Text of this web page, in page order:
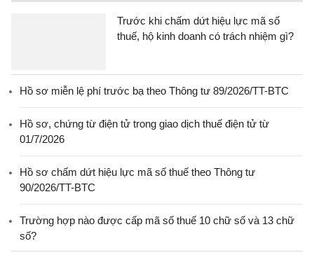
Trước khi chấm dứt hiệu lực mã số
thuế, hộ kinh doanh có trách nhiệm gì?
Hồ sơ miễn lệ phí trước bạ theo Thông tư 89/2026/TT-BTC
Hồ sơ, chứng từ điện tử trong giao dịch thuế điện tử từ
01/7/2026
Hồ sơ chấm dứt hiệu lực mã số thuế theo Thông tư
90/2026/TT-BTC
Trường hợp nào được cấp mã số thuế 10 chữ số và 13 chữ
số?